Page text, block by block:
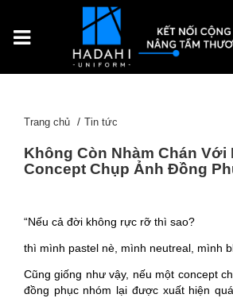
Trang chủ Tin tức
Không Còn Nhàm Chán Với
Concept Chụp Ảnh Đồng
“Nếu cả đời không rực rỡ thì sao?
thì mình pastel nè, mình neutreal, mình
Cũng giống như vậy, nếu một concept
đồng phục nhóm lại được xuất hiện